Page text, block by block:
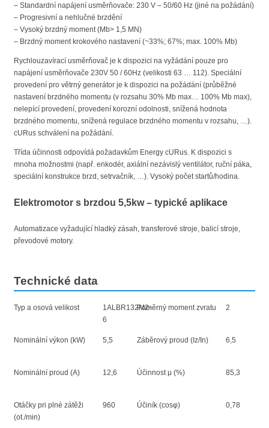
– Standardní napájení usměrňovače: 230 V – 50/60 Hz (jiné na požádání)
– Progresivní a nehlučné brzdění
– Vysoký brzdný moment (Mb> 1,5 MN)
– Brzdný moment krokového nastavení (~33%; 67%; max. 100% Mb)
Rychlouzavírací usměrňovač je k dispozici na vyžádání pouze pro
napájení usměrňovače 230V 50 / 60Hz (velikosti 63 … 112). Speciální
provedení pro větrný generátor je k dispozici na požádání (průběžné
nastavení brzdného momentu (v rozsahu 30% Mb max… 100% Mb max),
nelepící provedení, provedení korozní odolnosti, snížená hodnota
brzdného momentu, snížená regulace brzdného momentu v rozsahu, …).
cURus schválení na požádání.
Třída účinnosti odpovídá požadavkům Energy cURus. K dispozici s
mnoha možnostmi (např. enkodér, axiální nezávislý ventilátor, ruční páka,
speciální konstrukce brzd, setrvačník, …). Vysoký počet startů/hodina.
Elektromotor s brzdou 5,5kw – typické aplikace
Automatizace vyžadující hladký zásah, transferové stroje, balicí stroje,
převodové motory.
Technické data
Typ a osová velikost
1ALBR132M2-
6
Nominální výkon (kW) 5,5
Nominální proud (A) 12,6
Otáčky pri plné zátěži
(ot./min)
960
Poměrný moment zvratu 2
Záběrový proud (Iz/In) 6,5
Účinnost μ (%) 85,3
Účiník (cosφ) 0,78